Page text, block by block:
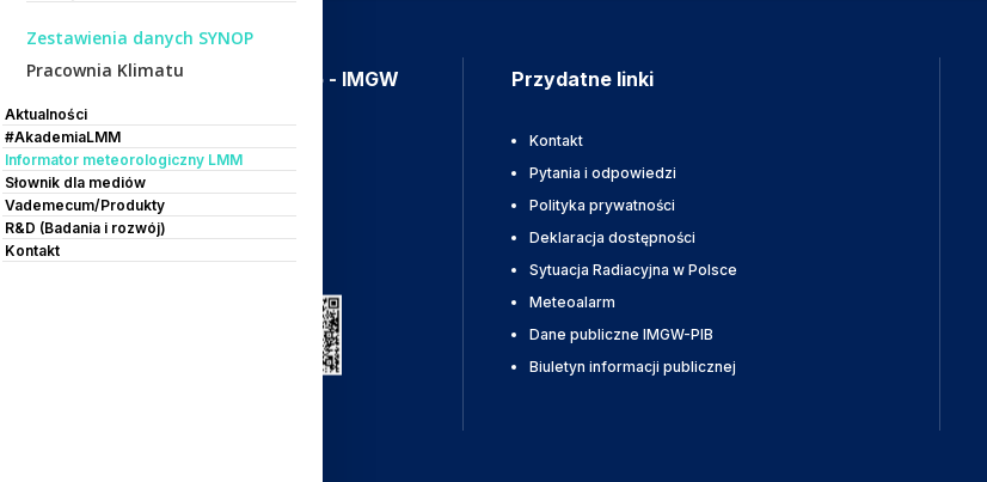
Zestawienia danych SYNOP
Pracownia Klimatu
Aktualności
#AkademiaLMM
Informator meteorologiczny LMM
Słownik dla mediów
Vademecum/Produkty
R&D (Badania i rozwój)
Kontakt
Aplikacja Meteo - IMGW
Mapy radarowe
Pobierz
Przydatne linki
Kontakt
Pytania i odpowiedzi
Polityka prywatności
Deklaracja dostępności
Sytuacja Radiacyjna w Polsce
Meteoalarm
Dane publiczne IMGW-PIB
Biuletyn informacji publicznej